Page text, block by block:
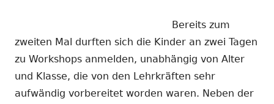
Bereits zum
zweiten Mal durften sich die Kinder an zwei Tagen
zu Workshops anmelden, unabhängig von Alter
und Klasse, die von den Lehrkräften sehr
aufwändig vorbereitet worden waren. Neben der